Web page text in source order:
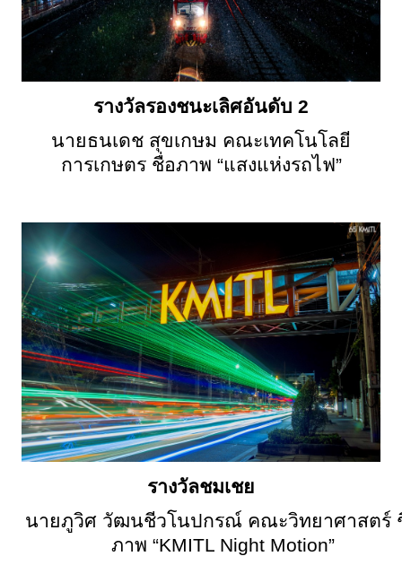
รางวัลรองชนะเลิศอันดับ 2
นายธนเดช สุขเกษม คณะเทคโนโลยี
การเกษตร ชื่อภาพ “แสงแห่งรถไฟ”
รางวัลชมเชย
นายภูวิศ วัฒนชีวโนปกรณ์ คณะวิทยาศาสตร์
ภาพ “KMITL Night Motion”